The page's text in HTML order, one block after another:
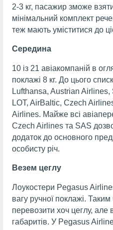
2-3 кг, пасажир зможе
мінімальний комплект
теж мають уміститися до
Середина
10 із 21 авіакомпаній в
поклажі 8 кг. До цього
Lufthansa, Austrian
LOT, AirBaltic, Czech
Airlines. Майже всі
Czech Airlines та SAS
додаток до основного
особисту річ.
Везем цеглу
Лоукостери Pegasus
вагу ручної поклажі.
перевозити хоч цеглу,
габаритів. У Pegasus